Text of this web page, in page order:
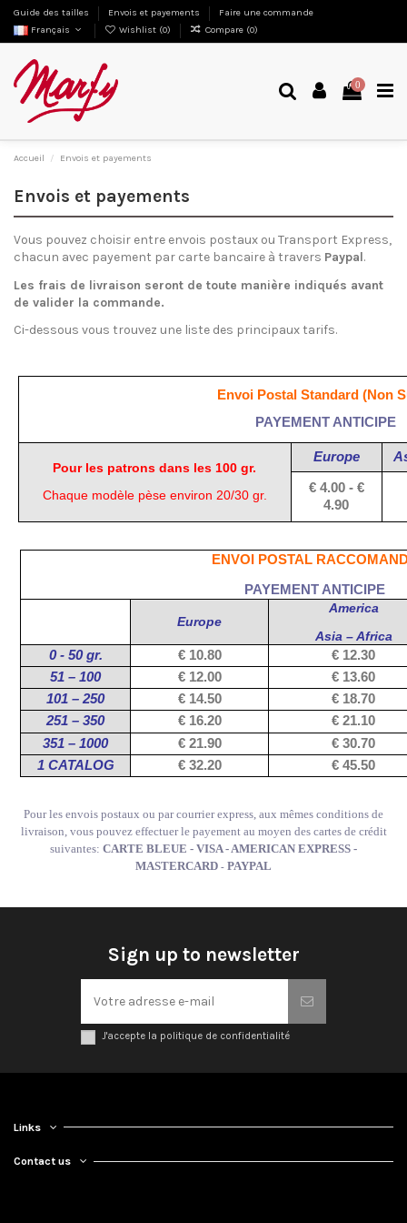
Guide des tailles Envois et payements
Faire une commande
Français
Wishlist (0) Compare (0)
0
Accueil Envois et payements
Envois et payements
Vous pouvez choisir entre envois postaux ou Transport Express,
chacun avec payement par carte bancaire à travers Paypal.
Les frais de livraison seront de toute manière indiqués avant
de valider la commande.
Ci-dessous vous trouvez une liste des principaux tarifs.
Envoi Postal Standard (Non
PAYEMENT ANTICIPE
Pour les patrons dans les 100 gr.
Chaque modèle pèse environ 20/30 gr.
Europe
€ 4.00 - €
4.90
ENVOI POSTAL
PAYEMENT ANTICIPE
Europe
America
Asia – Africa
0 - 50 gr.
€ 10.80
€ 12.30
51 – 100
€ 12.00
€ 13.60
101 – 250
€ 14.50
€ 18.70
251 – 350
€ 16.20
€ 21.10
351 – 1000
€ 21.90
€ 30.70
1 CATALOG
€ 32.20 € 45.50
Pour les envois postaux ou par courrier express, aux mêmes conditions de
livraison, vous pouvez effectuer le payement au moyen des cartes de crédit
suivantes: CARTE BLEUE - VISA - AMERICAN EXPRESS -
MASTERCARD - PAYPAL
Sign up to newsletter
J'accepte la politique de confidentialité
Links
Contact us